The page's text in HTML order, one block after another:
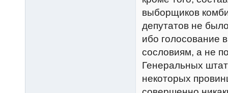
выборщиков
депутатов не
ибо голосование
сословиям, а не
Генеральных
некоторых